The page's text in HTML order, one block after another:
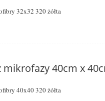
32x32 320 żółta
mikrofazy 40cm x
40x40 320 żółta